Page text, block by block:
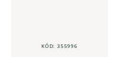
KÓD:355996